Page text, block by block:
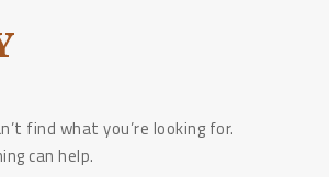
find what you’re looking for.
can help.